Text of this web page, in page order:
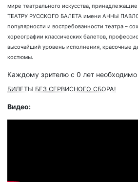
мире театрального искусства,
ТЕАТРУ РУССКОГО БАЛЕТА имени АННЫ
популярности и востребованности театра –
хореографии классических балетов,
высочайший уровень исполнения, красочные
костюмы.
Каждому зрителю c 0 лет необходимо
БИЛЕТЫ БЕЗ СЕРВИСНОГО СБОРА!
Видео: